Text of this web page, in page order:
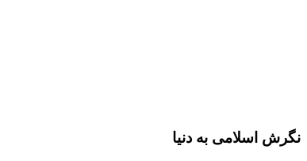
نگرش اسلامى به دنیا